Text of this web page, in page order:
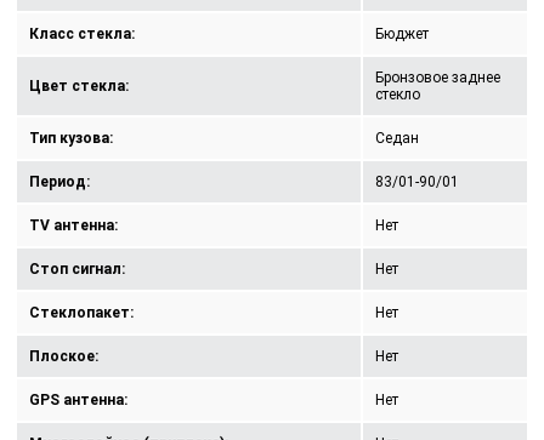
Класс стекла: Бюджет
Цвет стекла:
Бронзовое заднее
стекло
Тип кузова: Седан
Период: 83/01-90/01
TV антенна: Нет
Стоп сигнал: Нет
Стеклопакет: Нет
Плоское: Нет
GPS антенна: Нет